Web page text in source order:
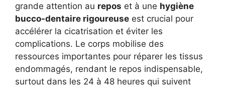
grande attention au repos et à une hygiène
bucco-dentaire rigoureuse est crucial pour
accélérer la cicatrisation et éviter les
complications. Le corps mobilise des
ressources importantes pour réparer les tissus
endommagés, rendant le repos indispensable,
surtout dans les 24 à 48 heures qui suivent